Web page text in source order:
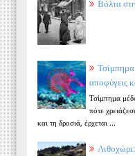
Βόλτα
Τσίμπημα
αποφύγεις
Τσίμπημα
πότε
και τη δροσιά, έρχεται ...